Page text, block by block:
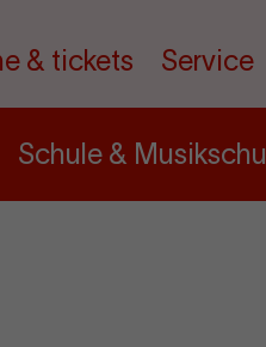
& tickets Service
Schule &